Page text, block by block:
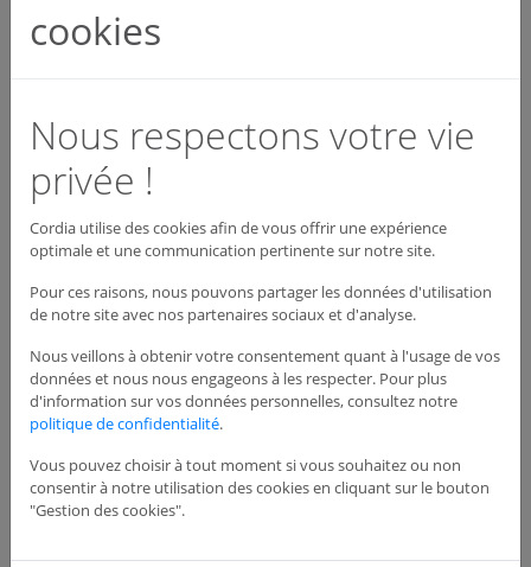
Activité *
Adresse du siège de l'entreprise
Adresse *
Adresse suite
cookies
Nous respectons votre vie
privée !
Cordia utilise des cookies afin de vous offrir une expérience
optimale et une communication pertinente sur notre site.
Pour ces raisons, nous pouvons partager les données d'utilisation
de notre site avec nos partenaires sociaux et d'analyse.
Nous veillons à obtenir votre consentement quant à l'usage de vos
données et nous nous engageons à les respecter. Pour plus
d'information sur vos données personnelles, consultez notre
politique de confidentialité.
Vous pouvez choisir à tout moment si vous souhaitez ou non
consentir à notre utilisation des cookies en cliquant sur le bouton
"Gestion des cookies".